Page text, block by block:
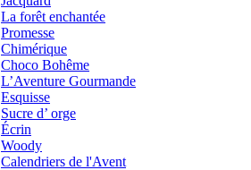
La forêt enchantée
Promesse
Chimérique
Choco Bohême
L’Aventure Gourmande
Esquisse
Sucre d’ orge
Écrin
Woody
Calendriers de l'Avent